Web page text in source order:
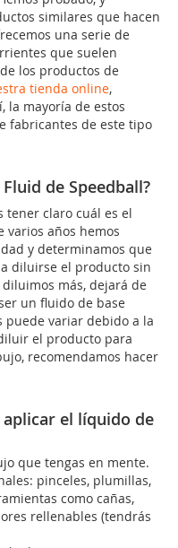
similares que hacen
una serie de
que suelen
los productos de
tienda online,
la mayoría de estos
fabricantes de este tipo
de Speedball?
tener claro cuál es el
años hemos
y determinamos que
diluirse el producto sin
más, dejará de
un fluido de base
puede variar debido a la
el producto para
recomendamos hacer
el líquido de
que tengas en mente.
pinceles, plumillas,
como cañas,
rellenables (tendrás